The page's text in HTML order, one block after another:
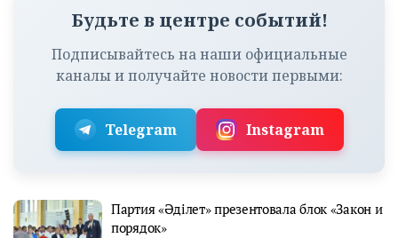
Будьте в центре событий!
Подписывайтесь на наши официальные
каналы и получайте новости первыми:
Telegram Instagram
Партия «Әділет» презентовала блок «Закон и
порядок»